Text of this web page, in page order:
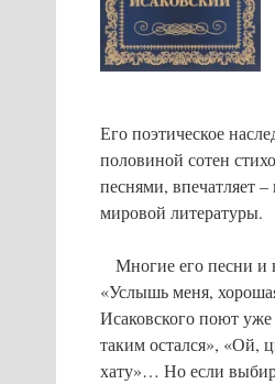
Его поэтическое
половиной сотен
песнями, впечатляет
мировой литературы.
Многие его песни и
«Услышь меня,
Исаковского поют
таким остался», «Ой,
хату»… Но если